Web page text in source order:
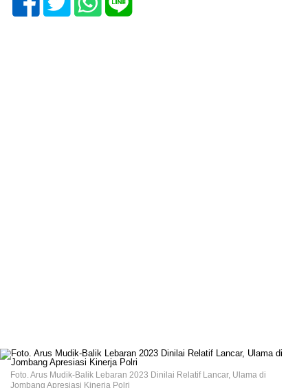
Foto. Arus Mudik-Balik Lebaran 2023 Dinilai Relatif Lancar, Ulama di
Jombang Apresiasi Kinerja Polri